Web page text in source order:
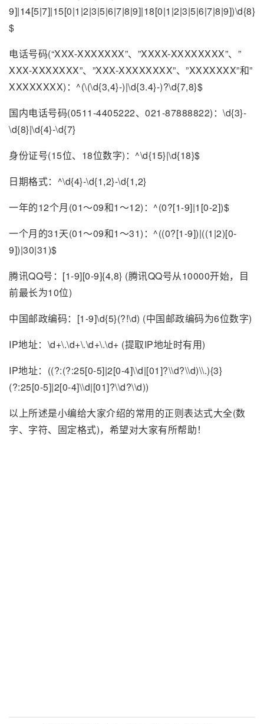
9]|14[5|7]|15[0|1|2|3|5|6|7|8|9]|18[0|1|2|3|5|6|7|8|9])\d{8}
$
电话号码(“XXX-XXXXXXX”、”XXXX-XXXXXXXX”、”
XXX-XXXXXXX”、”XXX-XXXXXXXX”、”XXXXXXX”和”
XXXXXXXX)：^(\(\d{3,4}-)|\d{3.4}-)?\d{7,8}$
国内电话号码(0511-4405222、021-87888822)：\d{3}-
\d{8}|\d{4}-\d{7}
身份证号(15位、18位数字)：^\d{15}|\d{18}$
日期格式：^\d{4}-\d{1,2}-\d{1,2}
一年的12个月(01～09和1～12)：^(0?[1-9]|1[0-2])$
一个月的31天(01～09和1～31)：^((0?[1-9])|((1|2)[0-
9])|30|31)$
腾讯QQ号：[1-9][0-9]{4,8} (腾讯QQ号从10000开始，目
前最长为10位)
中国邮政编码：[1-9]\d{5}(?!\d) (中国邮政编码为6位数字)
IP地址：\d+\.\d+\.\d+\.\d+ (提取IP地址时有用)
IP地址：((?:(?:25[0-5]|2[0-4]\\d|[01]?\\d?\\d)\\.){3}
(?:25[0-5]|2[0-4]\\d|[01]?\\d?\\d))
以上所述是小编给大家介绍的常用的正则表达式大全(数
字、字符、固定格式)，希望对大家有所帮助！